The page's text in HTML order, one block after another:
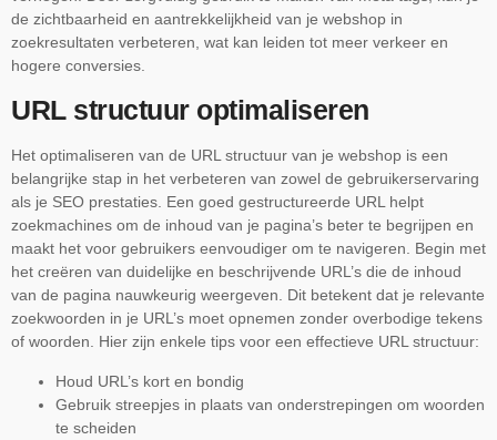
de zichtbaarheid en aantrekkelijkheid van je webshop in
zoekresultaten verbeteren, wat kan leiden tot meer verkeer en
hogere conversies.
URL structuur optimaliseren
Het optimaliseren van de URL structuur van je webshop is een
belangrijke stap in het verbeteren van zowel de gebruikerservaring
als je SEO prestaties. Een goed gestructureerde URL helpt
zoekmachines om de inhoud van je pagina’s beter te begrijpen en
maakt het voor gebruikers eenvoudiger om te navigeren. Begin met
het creëren van duidelijke en beschrijvende URL’s die de inhoud
van de pagina nauwkeurig weergeven. Dit betekent dat je relevante
zoekwoorden in je URL’s moet opnemen zonder overbodige tekens
of woorden. Hier zijn enkele tips voor een effectieve URL structuur:
Houd URL’s kort en bondig
Gebruik streepjes in plaats van onderstrepingen om woorden
te scheiden